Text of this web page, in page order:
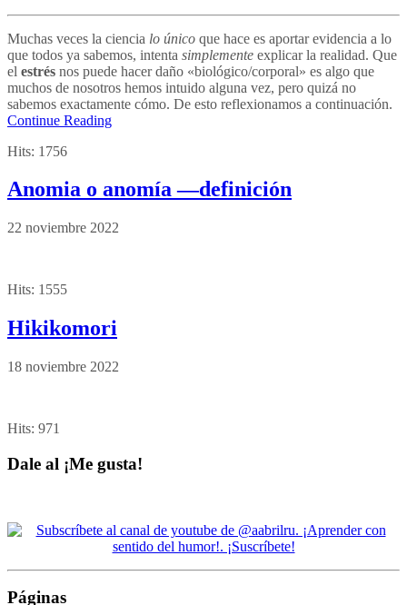
Muchas veces la ciencia lo único que hace es aportar evidencia a lo
que todos ya sabemos, intenta simplemente explicar la realidad. Que
el estrés nos puede hacer daño «biológico/corporal» es algo que
muchos de nosotros hemos intuido alguna vez, pero quizá no
sabemos exactamente cómo. De esto reflexionamos a continuación.
Continue Reading
Hits: 1756
Anomia o anomía —definición
22 noviembre 2022
Hits: 1555
Hikikomori
18 noviembre 2022
Hits: 971
Dale al ¡Me gusta!
Páginas